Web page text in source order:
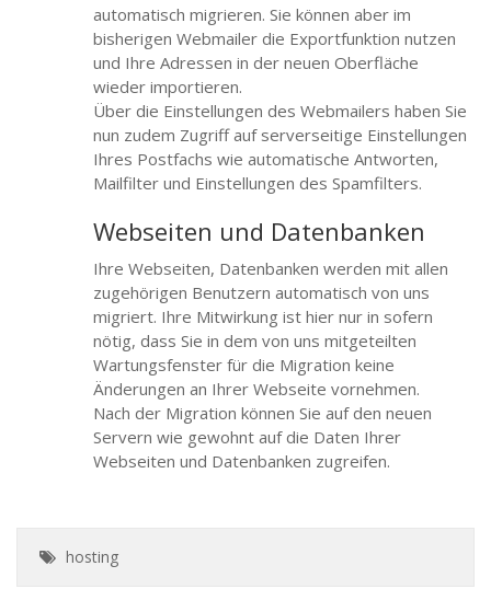
automatisch migrieren. Sie können aber im
bisherigen Webmailer die Exportfunktion nutzen
und Ihre Adressen in der neuen Oberfläche
wieder importieren.
Über die Einstellungen des Webmailers haben Sie
nun zudem Zugriff auf serverseitige Einstellungen
Ihres Postfachs wie automatische Antworten,
Mailfilter und Einstellungen des Spamfilters.
Webseiten und Datenbanken
Ihre Webseiten, Datenbanken werden mit allen
zugehörigen Benutzern automatisch von uns
migriert. Ihre Mitwirkung ist hier nur in sofern
nötig, dass Sie in dem von uns mitgeteilten
Wartungsfenster für die Migration keine
Änderungen an Ihrer Webseite vornehmen.
Nach der Migration können Sie auf den neuen
Servern wie gewohnt auf die Daten Ihrer
Webseiten und Datenbanken zugreifen.
hosting